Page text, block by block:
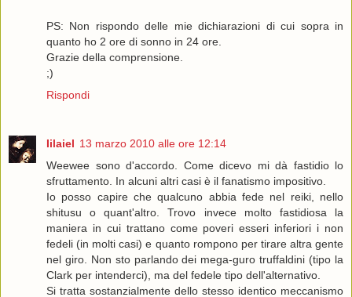
PS: Non rispondo delle mie dichiarazioni di cui sopra in
quanto ho 2 ore di sonno in 24 ore.
Grazie della comprensione.
;)
Rispondi
Iilaiel 13 marzo 2010 alle ore 12:14
Weewee sono d'accordo. Come dicevo mi dà fastidio lo
sfruttamento. In alcuni altri casi è il fanatismo impositivo.
Io posso capire che qualcuno abbia fede nel reiki, nello
shitusu o quant'altro. Trovo invece molto fastidiosa la
maniera in cui trattano come poveri esseri inferiori i non
fedeli (in molti casi) e quanto rompono per tirare altra gente
nel giro. Non sto parlando dei mega-guro truffaldini (tipo la
Clark per intenderci), ma del fedele tipo dell'alternativo.
Si tratta sostanzialmente dello stesso identico meccanismo